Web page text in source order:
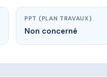
PPT (PLAN TRAVAUX)
Non concerné